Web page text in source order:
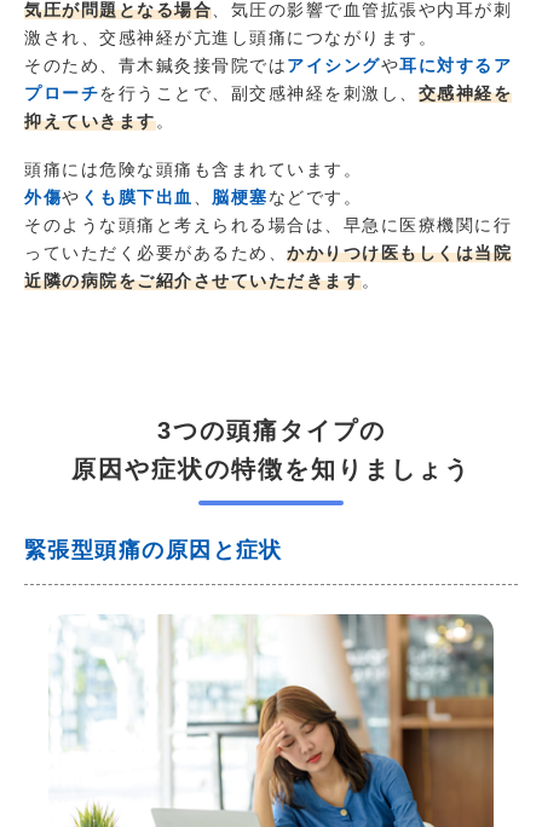
気圧が問題となる場合 、気圧の影響で血管拡張や内耳が刺
激され、交感神経が亢進し頭痛につながります。
そのため、青木鍼灸接骨院ではアイシングや耳に対するア
プローチを行うことで、副交感神経を刺激し、 交感神経を
抑えていきます。
頭痛には危険な頭痛も含まれています。
外傷や くも膜下出血 脳梗塞などです。
そのような頭痛と考えられる場合は、早急に医療機関に行
っていただく必要があるため、 かかりつけ医もしくは当院
近隣の病院をご紹介させていただきます。
3つの頭痛タイプの
原因や症状の特徴を知りましょう
緊張型頭痛の原因と症状